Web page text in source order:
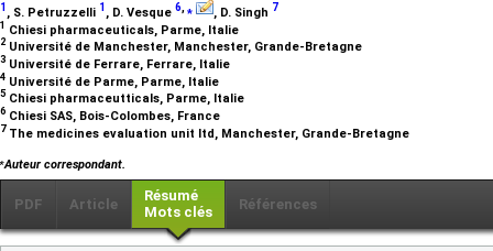
1 , S. Petruzzelli 1 , D. Vesque 6 ⁎ , D. Singh 7
1 Chiesi pharmaceuticals, Parme, Italie
2 Université de Manchester, Manchester, Grande-Bretagne
3 Université de Ferrare, Ferrare, Italie
4 Université de Parme, Parme, Italie
5 Chiesi pharmaceutticals, Parme, Italie
6 Chiesi SAS, Bois-Colombes, France
7 The medicines evaluation unit ltd, Manchester, Grande-Bretagne
⁎Auteur correspondant.
PDF Article
Résumé
Mots clés
Références